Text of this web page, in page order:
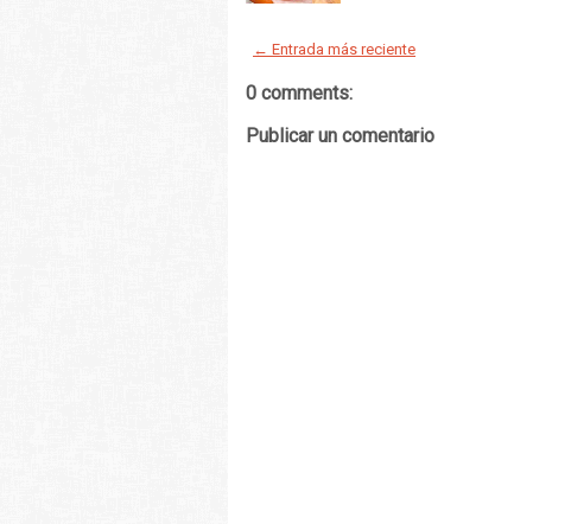
← Entrada más reciente
0 comments:
Publicar un comentario